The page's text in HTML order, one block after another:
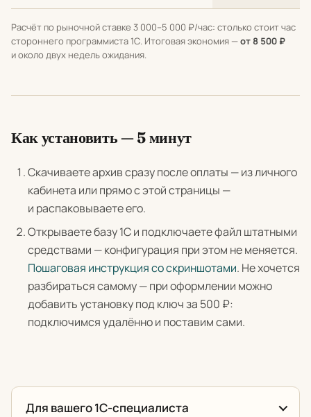
Расчёт по рыночной ставке 3 000–5 000 ₽/час: столько стоит час
стороннего программиста 1С. Итоговая экономия —от 8 500 ₽
и около двух недель ожидания.
Как установить — 5 минут
Скачиваете архив сразу после оплаты — из личного
кабинета или прямо с этой страницы —
и распаковываете его.
Открываете базу 1С и подключаете файл штатными
средствами — конфигурация при этом не меняется.
Пошаговая инструкция со скриншотами. Не хочется
разбираться самому — при оформлении можно
добавить установку под ключ за 500 ₽:
подключимся удалённо и поставим сами.
Для вашего 1С-специалиста